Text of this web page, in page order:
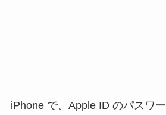
iPhone で、Apple ID のパスワ